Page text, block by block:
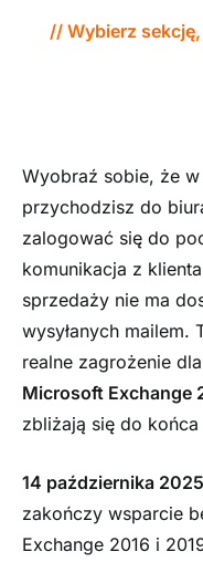
// Wybierz
Wyobraź sobie, że
przychodzisz do
zalogować się do
komunikacja z
sprzedaży nie ma
wysyłanych mailem.
realne zagrożenie
Microsoft Exchange
zbliżają się do
14 października
zakończy wsparcie
Exchange 2016 i